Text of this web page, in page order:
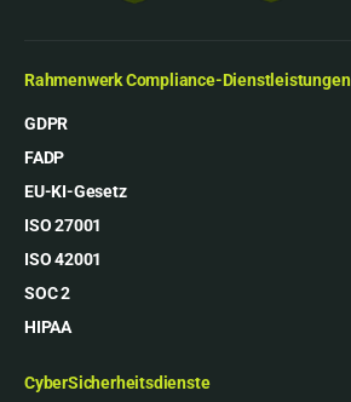
Rahmenwerk Compliance-Dienstleistungen
GDPR
FADP
EU-KI-Gesetz
ISO 27001
ISO 42001
SOC 2
HIPAA
CyberSicherheitsdienste